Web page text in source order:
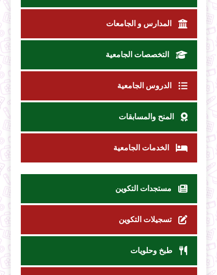
المدارس و الجامعات
التخصصات الجامعية
الدروس الجامعية
المنح والمسابقات
الخدمات الجامعية
مستجدات التكوين
تسجيلات التكوين
طبخ وحلويات